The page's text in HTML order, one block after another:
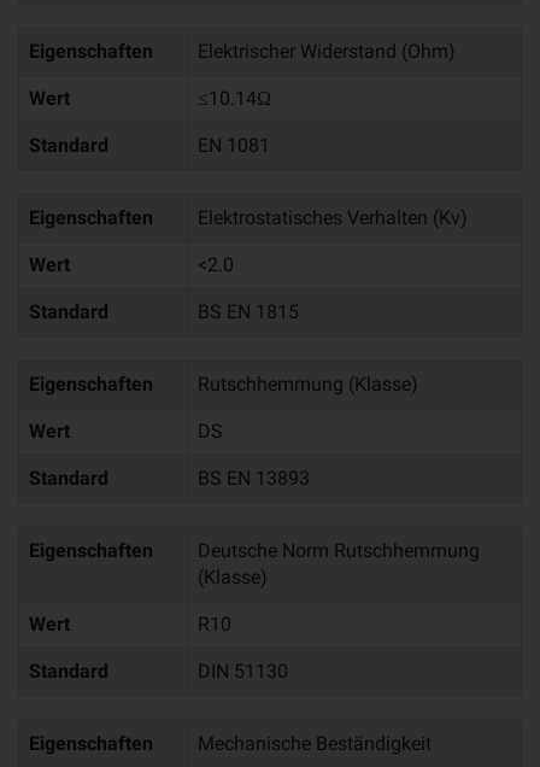
Eigenschaften Elektrischer Widerstand (Ohm)
Wert ≤10.14Ω
Standard EN 1081
Eigenschaften Elektrostatisches Verhalten (Kv)
Wert <2.0
Standard BS EN 1815
Eigenschaften Rutschhemmung (Klasse)
Wert DS
Standard BS EN 13893
Eigenschaften
Deutsche Norm Rutschhemmung
(Klasse)
Wert R10
Standard DIN 51130
Eigenschaften Mechanische Beständigkeit